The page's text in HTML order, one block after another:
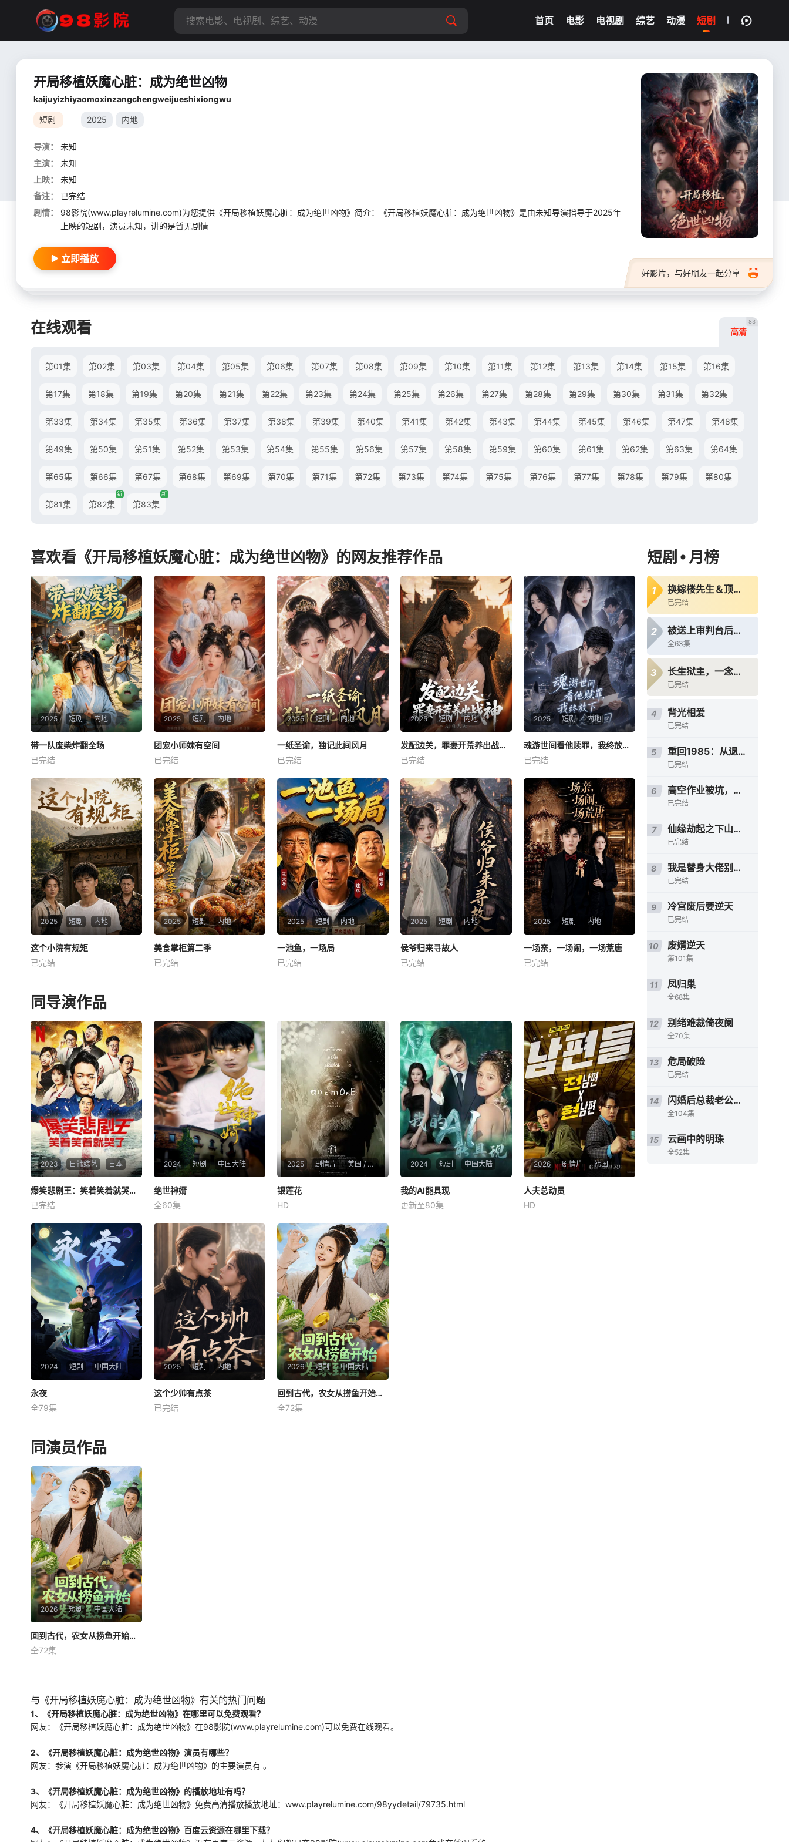
首页 电影 电视剧 综艺 动漫 短剧
开局移植妖魔心脏：成为绝世凶物
kaijuyizhiyaomoxinzangchengweijueshixiongwu
短剧 2025 内地
导演：
未知
主演：
未知
上映：
未知
备注：
已完结
剧情：
98影院(www.playrelumine.com)为您提供《开局移植妖魔心脏：成为绝世凶物》简介：《开局移植妖魔心脏：成为绝世凶物》是由未知导演指导于2025年
上映的短剧，演员未知，讲的是暂无剧情
好影片，与好朋友一起分享
立即播放
在线观看 高清
83
第01集 第02集 第03集 第04集 第05集 第06集 第07集 第08集 第09集 第10集 第11集 第12集 第13集 第14集 第15集 第16集
第17集 第18集 第19集 第20集 第21集 第22集 第23集 第24集 第25集 第26集 第27集 第28集 第29集 第30集 第31集 第32集
第33集 第34集 第35集 第36集 第37集 第38集 第39集 第40集 第41集 第42集 第43集 第44集 第45集 第46集 第47集 第48集
第49集 第50集 第51集 第52集 第53集 第54集 第55集 第56集 第57集 第58集 第59集 第60集 第61集 第62集 第63集 第64集
第65集 第66集 第67集 第68集 第69集 第70集 第71集 第72集 第73集 第74集 第75集 第76集 第77集 第78集 第79集 第80集
第81集 第82集
新
第83集
新
喜欢看《开局移植妖魔心脏：成为绝世凶物》的网友推荐作品
2025 短剧 内地
带一队废柴炸翻全场
未知
带一队废柴炸翻全场
已完结
2025 短剧 内地
团宠小师妹有空间
未知
团宠小师妹有空间
已完结
2025 短剧 内地
未知
一纸圣谕，独记此间风月
已完结
2025 短剧 内地
发配边关，罪妻开荒养出战神AI真人版
未知
发配边关，罪妻开荒养出战神AI真人版
已完结
2025 短剧 内地
魂游世间看他赎罪，我终放下执念轮回
未知
魂游世间看他赎罪，我终放下执念轮回
已完结
2025 短剧 内地
这个小院有规矩
未知
这个小院有规矩
已完结
2025 短剧 内地
美食掌柜第二季
未知
美食掌柜第二季
已完结
2025 短剧 内地
一池鱼，一场局
未知
一池鱼，一场局
已完结
2025 短剧 内地
侯爷归来寻故人
未知
侯爷归来寻故人
已完结
2025 短剧 内地
一场亲，一场闹，一场荒唐
未知
一场亲，一场闹，一场荒唐
已完结
同导演作品
2023 日韩综艺 日本
爆笑悲剧王：笑着笑着就哭了第二季
大悟
挑战面部神经极限的日本脱口
秀生存节目再度开战！《爆笑
悲剧王：笑着笑着就哭了》由
实力坚强的日本当红搞笑双人
组“千鸟”主演，佐久间宣行制
作。多位喜剧演员参与脱口秀
对战，脱颖而出的人可晋级到
下一阶段，演出惊
爆笑悲剧王：笑着笑着就哭了第二季
已完结
2024 短剧 中国大陆
绝世神婿
江峰
江峰一位身怀绝技却韬光养晦
的青年，在与梁家大小姐梁雨
欣的娃娃亲婚约下，成为梁家
的上门女婿。梁家，一个表面
光鲜却内藏阴谋与危机的家
族，对江峰的到来并不友好。
梁老太君和梁老爷子出于对梁
家未来的担忧，对他进行了种
种考验和羞辱，试图迫使他放
弃婚约。
绝世神婿
全60集
2025 剧情片 美国 / 英国
银莲花
中年男子（肖恩·宾 饰）从郊
区的家中启程，走进一片森
林，去探望与世隔绝、形同陌
路的隐居兄弟（丹尼尔·戴-刘
易斯 饰）。两人因一段神秘而
复杂的往事相连，关系充满张
力，却偶尔流露温情。几十年
前的某桩毁灭性
银莲花
HD
2024 短剧 中国大陆
我的AI能具现
程潇
廖其昌
我的AI能具现
更新至80集
2026 剧情片 韩国
人夫总动员
人夫总动员
HD
2024 短剧 中国大陆
永夜
叶云天
回，此世变成傻子，救了苏家
女主并与其成婚， 2年后，苏
为了家族只能被迫离婚嫁给江
家， 随后男主记忆解封，开启
了霸气护妻之路。。。
永夜
全79集
2025 短剧 内地
这个少帅有点茶
未知
这个少帅有点茶
已完结
2026 短剧 中国大陆
回到古代，农女从捞鱼开始发家致富
陈思思
回到古代，农女从捞鱼开始发家致富
全72集
同演员作品
2026 短剧 中国大陆
回到古代，农女从捞鱼开始发家致富
陈思思
统，凭借系统提供的耐旱种
子、肥料和腌菜配方，从种蔬
菜起步，制作香辣萝卜干、泡
菜打开销路，与刘府酒楼签订
争、冬季种菜难题，她靠暖棚
技术化解危机，还免费教村民
增收。最终苏家盖起新房，苏
青禾从落魄少女成长为带领村
回到古代，农女从捞鱼开始发家致富
全72集
短剧 • 月榜
1 换嫁楼先生＆顶级偏宠：楼先生他蓄谋成婚
已完结
2 被送上审判台后我绝地反击
全63集
3 长生狱主，一念镇九幽第三季
已完结
4 背光相爱
已完结
5 重回1985：从退婚开始
已完结
6 高空作业被坑，我凭技术逆风翻盘
已完结
7 仙缘劫起之下山掌生死
已完结
8 我是替身大佬别馋我身子
已完结
9 冷宫废后要逆天
已完结
10 废婿逆天
第101集
11 凤归巢
全68集
12 别绪难裁倚夜阑
全70集
13 危局破险
已完结
14 闪婚后总裁老公又欲又野
全104集
15 云画中的明珠
全52集
与《开局移植妖魔心脏：成为绝世凶物》有关的热门问题
1、《开局移植妖魔心脏：成为绝世凶物》在哪里可以免费观看？
网友：《开局移植妖魔心脏：成为绝世凶物》在98影院(www.playrelumine.com)可以免费在线观看。
2、《开局移植妖魔心脏：成为绝世凶物》演员有哪些？
网友：参演《开局移植妖魔心脏：成为绝世凶物》的主要演员有 。
3、《开局移植妖魔心脏：成为绝世凶物》的播放地址有吗？
网友：《开局移植妖魔心脏：成为绝世凶物》免费高清播放播放地址：www.playrelumine.com/98yydetail/79735.html
4、《开局移植妖魔心脏：成为绝世凶物》百度云资源在哪里下载？